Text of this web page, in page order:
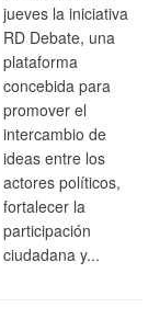
jueves la iniciativa
RD Debate, una
plataforma
concebida para
promover el
intercambio de
ideas entre los
actores políticos,
fortalecer la
participación
ciudadana y...